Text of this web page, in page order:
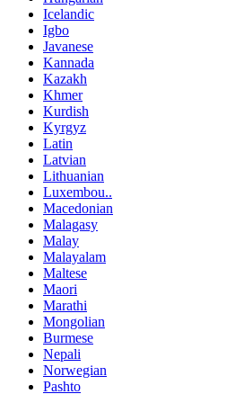
Icelandic
Igbo
Javanese
Kannada
Kazakh
Khmer
Kurdish
Kyrgyz
Latin
Latvian
Lithuanian
Luxembou..
Macedonian
Malagasy
Malay
Malayalam
Maltese
Maori
Marathi
Mongolian
Burmese
Nepali
Norwegian
Pashto